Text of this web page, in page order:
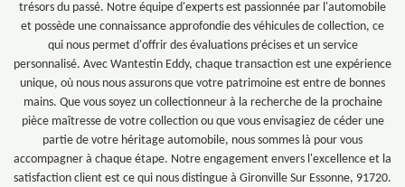
trésors du passé. Notre équipe d'experts est passionnée par l'automobile
et possède une connaissance approfondie des véhicules de collection, ce
qui nous permet d'offrir des évaluations précises et un service
personnalisé. Avec Wantestin Eddy, chaque transaction est une expérience
unique, où nous nous assurons que votre patrimoine est entre de bonnes
mains. Que vous soyez un collectionneur à la recherche de la prochaine
pièce maîtresse de votre collection ou que vous envisagiez de céder une
partie de votre héritage automobile, nous sommes là pour vous
accompagner à chaque étape. Notre engagement envers l'excellence et la
satisfaction client est ce qui nous distingue à Gironville Sur Essonne, 91720.